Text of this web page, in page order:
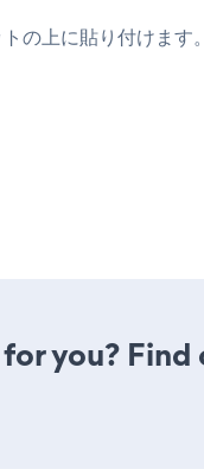
上に貼り付けま
you?